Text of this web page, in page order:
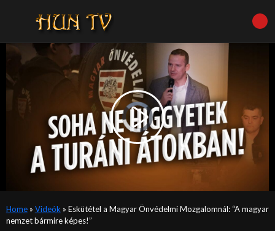
Video
Player
is
loading.Play
Video
Home» Videók » Eskütétel a Magyar Önvédelmi Mozgalomnál: “A magyar
nemzet bármire képes!”